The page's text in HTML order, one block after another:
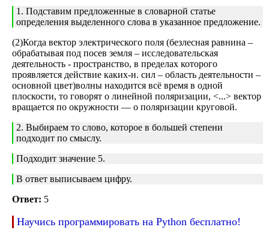
1. Подставим предложенные в словарной статье
определения выделенного слова в указанное предложение.
(2)Когда вектор электрического поля (безлесная равнина –
обрабатывая под посев земля – исследовательская
деятельность - пространство, в пределах которого
проявляется действие каких-н. сил – область деятельности –
основной цвет)волны находится всё время в одной
плоскости, то говорят о линейной поляризации, <...> вектор
вращается по окружности — о поляризации круговой.
2. Выбираем то слово, которое в большей степени
подходит по смыслу.
Подходит значение 5.
В ответ выписываем цифру.
Ответ: 5
Научись программировать на Python бесплатно!